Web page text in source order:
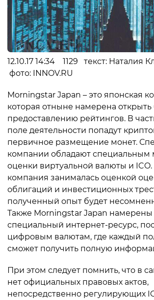
12.10.17 14:34 1129 текст: Наталия
фото: INNOV.RU
Morningstar Japan – это японская
которая отныне намерена
предоставлению рейтингов. В
поле деятельности попадут
первичное размещение монет.
компании обладают специальным
оценки виртуальной валюты и ICO.
компания занималась оценкой
облигаций и инвестиционных
полученный опыт будет
Также Morningstar Japan намерены
специальный интернет-ресурс,
цифровым валютам, где каждый
сможет получить полную
При этом следует помнить, что в
нет официальных правовых актов,
непосредственно регулирующих